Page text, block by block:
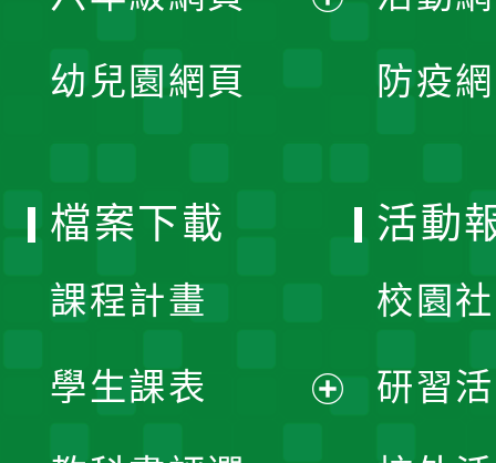
開
幼兒園網頁 防疫
檔案下載
課程計畫
學生課表
活動
校園
研習